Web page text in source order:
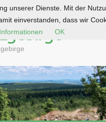
unserer Dienste. Mit der
einverstanden, dass wir
OK